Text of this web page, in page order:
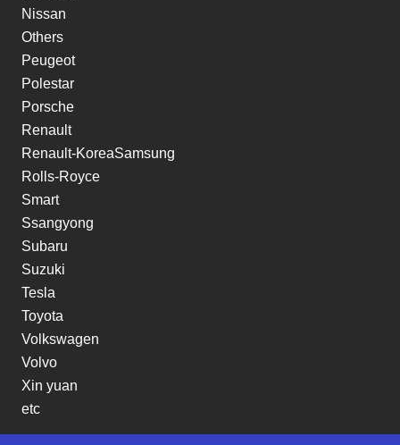
Nissan
Others
Peugeot
Polestar
Porsche
Renault
Renault-KoreaSamsung
Rolls-Royce
Smart
Ssangyong
Subaru
Suzuki
Tesla
Toyota
Volkswagen
Volvo
Xin yuan
etc